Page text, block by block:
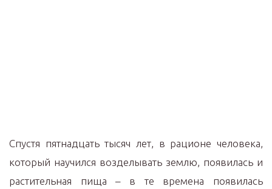
Cпустя пятнадцать тысяч лет, в рационе человека,
который научился возделывать землю, появилась и
растительная пища – в те времена появилась